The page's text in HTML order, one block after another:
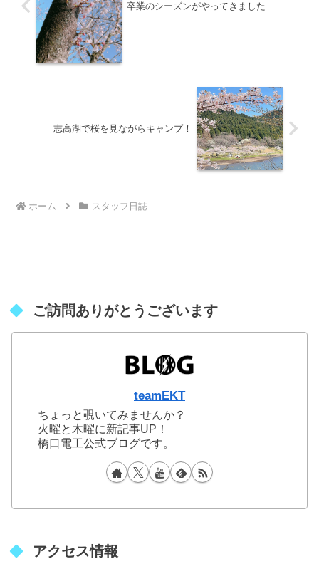
卒業のシーズンがやってきました
志高湖で桜を見ながらキャンプ！
ホーム スタッフ日誌
ご訪問ありがとうございます
teamEKT
ちょっと覗いてみませんか？
火曜と木曜に新記事UP！
橋口電工公式ブログです。
アクセス情報